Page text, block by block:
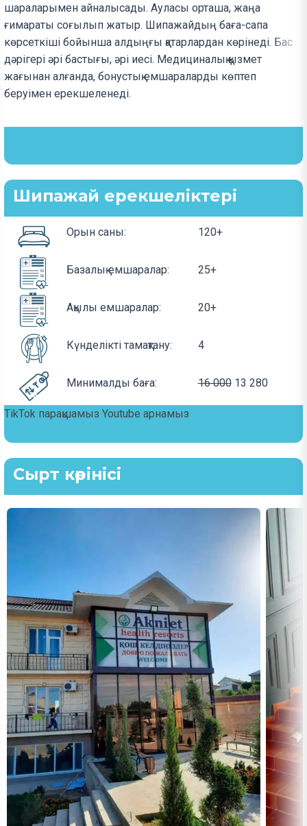
шараларымен айналысады. Ауласы орташа, жаңа
ғимараты соғылып жатыр. Шипажайдың баға-сапа
көрсеткіші бойынша алдыңғы қатарлардан көрінеді. Бас
дәрігері әрі бастығы, әрі иесі. Медициналық қызмет
жағынан алғанда, бонустық емшараларды көптеп
беруімен ерекшеленеді.
Шипажай ерекшеліктері
Орын саны: 120+
Базалық емшаралар: 25+
Ақылы емшаралар: 20+
Күнделікті тамақтану: 4
Минималды баға: 16 00013 280
TikTok парақшамыз Youtube арнамыз
Сырт көрінісі